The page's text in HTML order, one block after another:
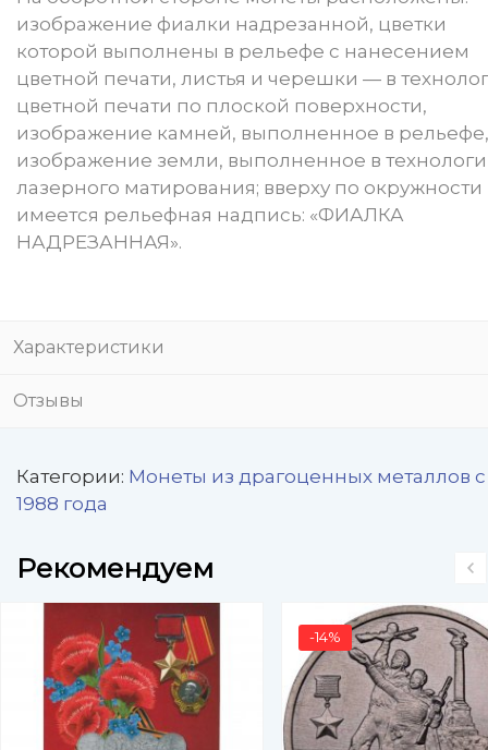
изображение фиалки надрезанной, цветки
которой выполнены в рельефе с нанесением
цветной печати, листья и черешки — в
цветной печати по плоской поверхности,
изображение камней, выполненное в
изображение земли, выполненное в
лазерного матирования; вверху по окружности
имеется рельефная надпись: «ФИАЛКА
НАДРЕЗАННАЯ».
Характеристики
Отзывы
Категории: Монеты из драгоценных металлов с
1988 года
Рекомендуем
-14%